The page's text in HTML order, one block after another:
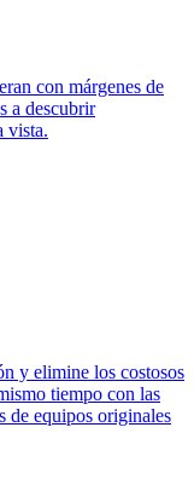
con márgenes de
a descubrir
vista.
y elimine los costosos
tiempo con las
de equipos originales